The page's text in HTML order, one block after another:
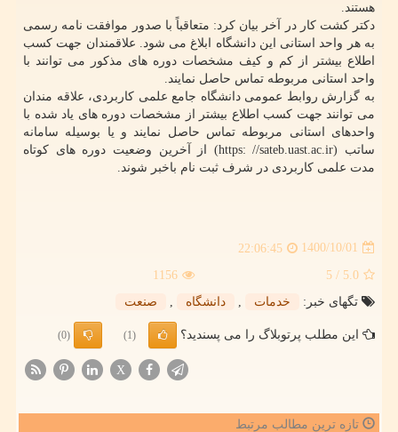
هستند.
دکتر کشت کار در آخر بیان کرد: متعاقباً با صدور موافقت نامه رسمی
به هر واحد استانی این دانشگاه ابلاغ می شود. علاقمندان جهت کسب
اطلاع بیشتر از کم و کیف مشخصات دوره های مذکور می توانند با
واحد استانی مربوطه تماس حاصل نمایند.
به گزارش روابط عمومی دانشگاه جامع علمی کاربردی، علاقه مندان
می توانند جهت کسب اطلاع بیشتر از مشخصات دوره های یاد شده با
واحدهای استانی مربوطه تماس حاصل نمایند و یا بوسیله سامانه
ساتب (https: //sateb.uast.ac.ir) از آخرین وضعیت دوره های کوتاه
مدت علمی کاربردی در شرف ثبت نام باخبر شوند.
1400/10/01
22:06:45
5.0
/ 5
1156
تگهای خبر:
خدمات دانشگاه صنعت
این مطلب پرتوبلاگ را می پسندید؟ (1)
(0)
X
تازه ترین مطالب مرتبط